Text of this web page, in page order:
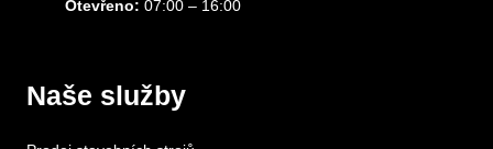
Otevřeno: 07:00 – 16:00
Naše služby